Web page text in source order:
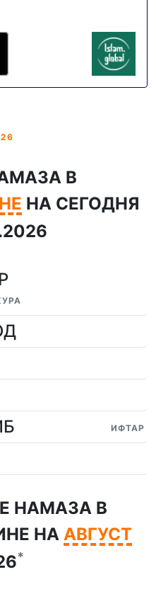
В
НА СЕГОДНЯ
ИФТАР
НАМАЗА В
НА АВГУСТ
*